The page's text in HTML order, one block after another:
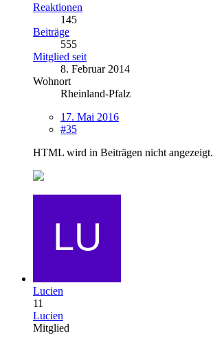
Reaktionen
145
Beiträge
555
Mitglied seit
8. Februar 2014
Wohnort
Rheinland-Pfalz
17. Mai 2016
#35
HTML wird in Beiträgen nicht angezeigt.
Lucien
11
Lucien
Mitglied